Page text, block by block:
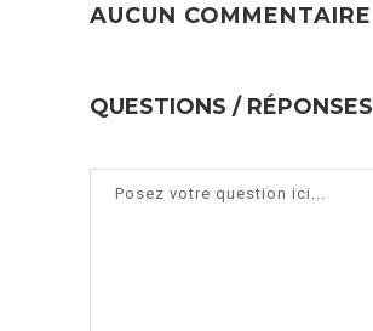
AUCUN COMMENTAIRE
QUESTIONS / RÉPONSES